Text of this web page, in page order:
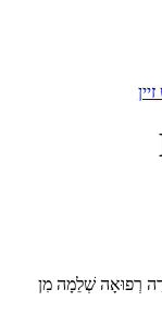
רְפוּאָה שְׁלֵמָה מִן